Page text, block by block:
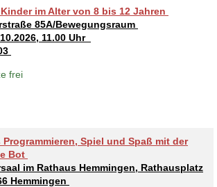
im Alter von 8 bis 12 Jahren
85A/Bewegungsraum
11.00 Uhr
frei
Programmieren, Spiel und Spaß mit der
Bot
im Rathaus Hemmingen, Rathausplatz
Hemmingen